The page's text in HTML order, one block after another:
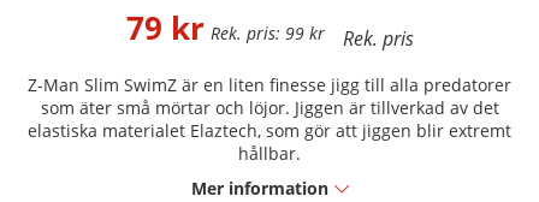
99kr
79 kr
Z-Man Slim SwimZ är en liten finesse jigg till alla predatorer
som äter små mörtar och löjor. Jiggen är tillverkad av det
elastiska materialet Elaztech, som gör att jiggen blir extremt
hållbar.
Mer information